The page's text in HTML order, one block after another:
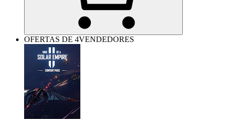
OFERTAS DE 4VENDEDORES